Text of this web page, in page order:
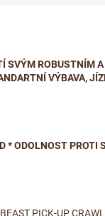
SVÝM ROBUSTNÍM
VÝBAVA,
* ODOLNOST PROTI
PICK-UP